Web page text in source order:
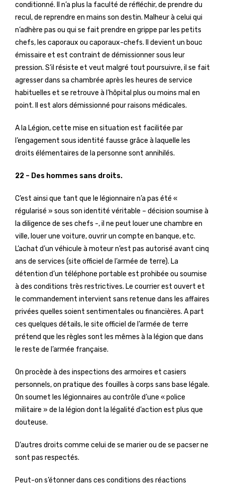
conditionné. Il n’a plus la faculté de réfléchir, de prendre du
recul, de reprendre en mains son destin. Malheur à celui qui
n’adhère pas ou qui se fait prendre en grippe par les petits
chefs, les caporaux ou caporaux-chefs. Il devient un bouc
émissaire et est contraint de démissionner sous leur
pression. S’il résiste et veut malgré tout poursuivre, il se fait
agresser dans sa chambrée après les heures de service
habituelles et se retrouve à l’hôpital plus ou moins mal en
point. Il est alors démissionné pour raisons médicales.
A la Légion, cette mise en situation est facilitée par
l’engagement sous identité fausse grâce à laquelle les
droits élémentaires de la personne sont annihilés.
22 – Des hommes sans droits.
C’est ainsi que tant que le légionnaire n’a pas été «
régularisé » sous son identité véritable – décision soumise à
la diligence de ses chefs -, il ne peut louer une chambre en
ville, louer une voiture, ouvrir un compte en banque, etc.
L’achat d’un véhicule à moteur n’est pas autorisé avant cinq
ans de services (site officiel de l’armée de terre). La
détention d’un téléphone portable est prohibée ou soumise
à des conditions très restrictives. Le courrier est ouvert et
le commandement intervient sans retenue dans les affaires
privées quelles soient sentimentales ou financières. A part
ces quelques détails, le site officiel de l’armée de terre
prétend que les règles sont les mêmes à la légion que dans
le reste de l’armée française.
On procède à des inspections des armoires et casiers
personnels, on pratique des fouilles à corps sans base légale.
On soumet les légionnaires au contrôle d’une « police
militaire » de la légion dont la légalité d’action est plus que
douteuse.
D’autres droits comme celui de se marier ou de se pacser ne
sont pas respectés.
Peut-on s’étonner dans ces conditions des réactions